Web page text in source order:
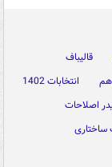
قالیباف
انتخابات 1402
اصلاحات
ساختاری